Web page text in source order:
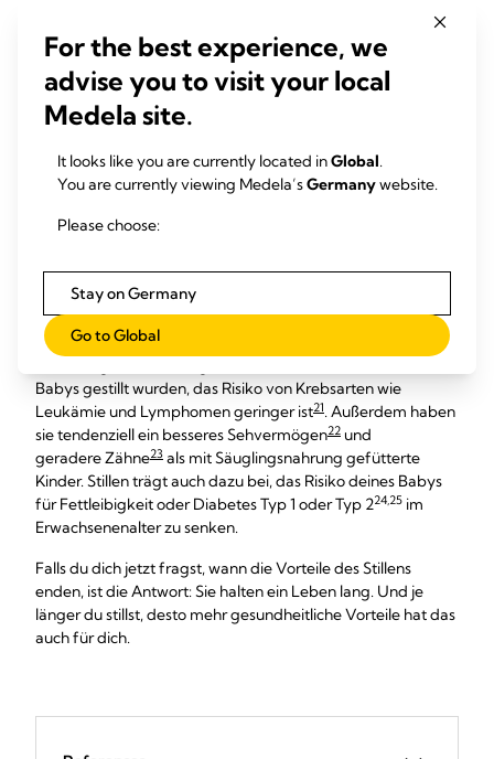
Vorteile des Stillens für
dein Baby
vom Stillen. Je länger es Muttermilch erhält, desto mehr
Vorteile hat das – besonders für Babys Gesundheit.
Bei jedem Stillen steigt der Oxytocinspiegel – das
eure Bindung.19Dies kann eine starke Grundlage für
künftige Beziehungen sein und sogar dazu beitragen, dass
dein Kleines später besser mit Stress umgehen kann.
Babys gestillt wurden, das Risiko von Krebsarten wie
Leukämie und Lymphomen geringer ist21. Außerdem haben
sie tendenziell ein besseres Sehvermögen22 und
geradere Zähne23 als mit Säuglingsnahrung gefütterte
Kinder. Stillen trägt auch dazu bei, das Risiko deines Babys
für Fettleibigkeit oder Diabetes Typ 1 oder Typ 224,25 im
Erwachsenenalter zu senken.
Falls du dich jetzt fragst, wann die Vorteile des Stillens
enden, ist die Antwort: Sie halten ein Leben lang. Und je
länger du stillst, desto mehr gesundheitliche Vorteile hat das
auch für dich.
For the best experience, we
advise you to visit your local
Medela site.
It looks like you are currently located inGlobal.
You are currently viewing Medela’sGermanywebsite.
Please choose:
Stay on Germany
Go to Global